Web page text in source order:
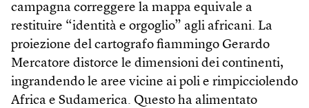
campagna correggere la mappa equivale a
restituire “identità e orgoglio” agli africani. La
proiezione del cartografo fiammingo Gerardo
Mercatore distorce le dimensioni dei continenti,
ingrandendo le aree vicine ai poli e rimpicciolendo
Africa e Sudamerica. Questo ha alimentato